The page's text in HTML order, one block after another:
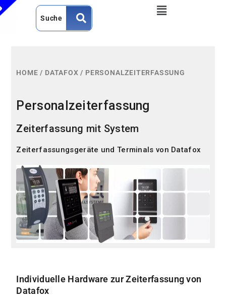
HOME / DATAFOX / PERSONALZEITERFASSUNG
Personalzeiterfassung
Zeiterfassung mit System
Zeiterfassungsgeräte und Terminals von Datafox
Individuelle Hardware zur Zeiterfassung von
Datafox